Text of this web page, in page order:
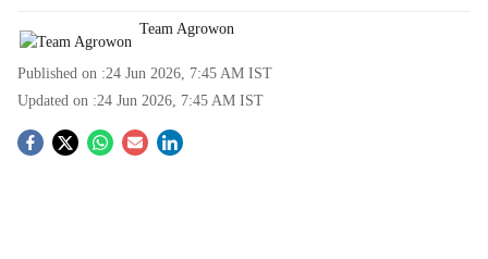
Team Agrowon
Published on :24 Jun 2026, 7:45 AM IST
Updated on :24 Jun 2026, 7:45 AM IST
S